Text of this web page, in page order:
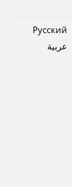
Pусский
عربية